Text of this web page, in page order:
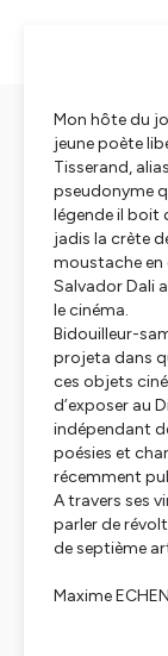
Mon hôte du
jeune poète
Tisserand,
pseudonyme
légende il boit
jadis la crète
moustache en
Salvador Dali
le cinéma.
Bidouilleur-
projeta dans
ces objets
d’exposer au
indépendant
poésies et
récemment
A travers ses
parler de
de septième
Maxime